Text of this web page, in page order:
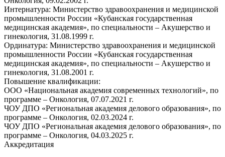
Интернатура: Министерство здравоохранения и медицинской
промышленности России «Кубанская государственная
медицинская академия», по специальности – Акушерство и
гинекология, 31.08.1999 г.
Ординатура: Министерство здравоохранения и медицинской
промышленности России «Кубанская государственная
медицинская академия», по специальности – Акушерство и
гинекология, 31.08.2001 г.
Повышение квалификации:
ООО «Национальная академия современных технологий», по
программе – Онкология, 07.07.2021 г.
ЧОУ ДПО «Региональная академия делового образования», по
программе – Онкология, 02.03.2024 г.
ЧОУ ДПО «Региональная академия делового образования», по
программе – Онкология, 04.03.2025 г.
Аккредитация